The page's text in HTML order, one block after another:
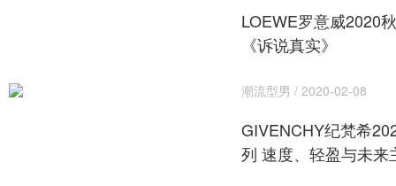
LOEWE罗意威2020
《诉说真实》
潮流型男 / 2020-02-08
GIVENCHY纪梵希
列 速度、轻盈与未来